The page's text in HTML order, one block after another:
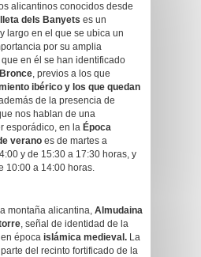
alicantinos conocidos desde
dels Banyets es un
largo en el que se ubica un
por su amplia
en él se han identificado
, previos a los que
ibérico y los que quedan
de la presencia de
nos hablan de una
esporádico, en la Época
verano es de martes a
y de 15:30 a 17:30 horas, y
10:00 a 14:00 horas.
montaña alicantina, Almudaina
, señal de identidad de la
época islámica medieval. La
del recinto fortificado de la